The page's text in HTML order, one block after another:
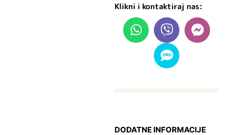
Klikni i kontaktiraj nas:
DODATNE INFORMACIJE